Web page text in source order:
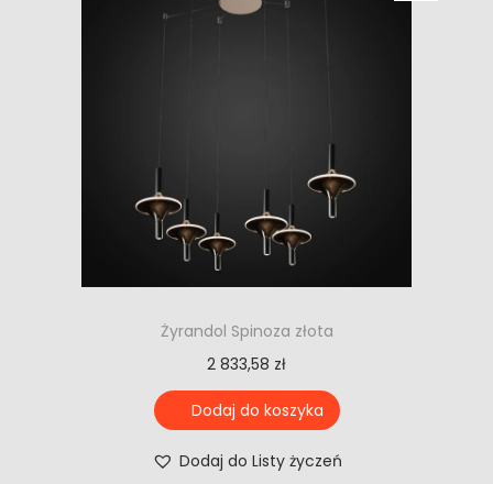
Żyrandol Spinoza złota
2 833,58 zł
Dodaj do koszyka
Dodaj do Listy życzeń